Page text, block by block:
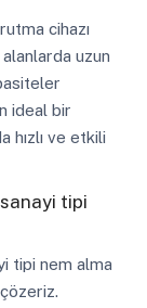
cihazı
alanlarda uzun
ideal bir
hızlı ve etkili
tipi
tipi nem alma